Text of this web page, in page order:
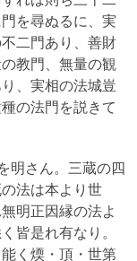
を尋ぬるに、実
二門あり、善財
教門、無量の観
、実相の法城豈
の法門を説きて
明さん。三蔵の四
法は本より世
明正因縁の法よ
皆是れ有なり。
く煗・頂・世第